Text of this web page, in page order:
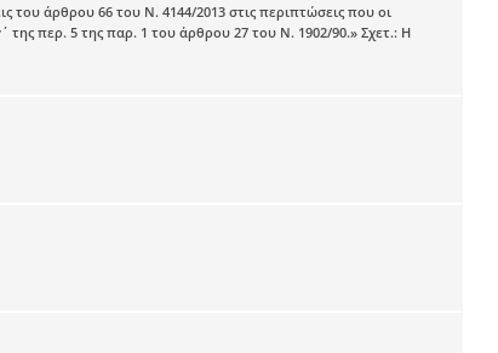
του άρθρου 66 του Ν. 4144/2013 στις περιπτώσεις που οι
της περ. 5 της παρ. 1 του άρθρου 27 του Ν. 1902/90.» Σχετ.: Η